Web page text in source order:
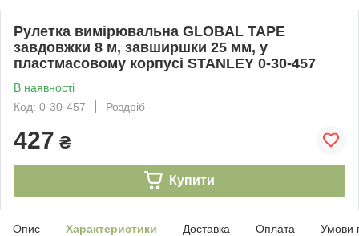
Рулетка вимірювальна GLOBAL TAPE
завдовжки 8 м, завширшки 25 мм, у
пластмасовому корпусі STANLEY 0-30-457
В наявності
Код: 0-30-457
Роздріб
427 ₴
Купити
Опис Характеристики Доставка Оплата Умови